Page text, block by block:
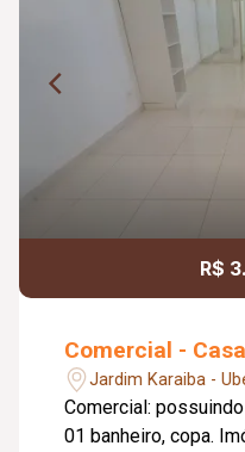
R$
Comercial -
Jardim Karaiba -
Comercial:
01 banheiro, copa.